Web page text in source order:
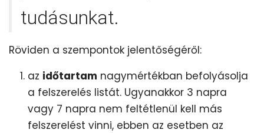
tudásunkat.
Röviden a szempontok jelentőségéről:
az időtartam nagymértékban befolyásolja
a felszerelés listát. Ugyanakkor 3 napra
vagy 7 napra nem feltétlenül kell más
felszerelést vinni, ebben az esetben az